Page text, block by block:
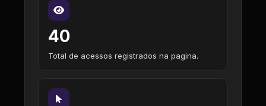
40
Total de acessos registrados na pagina.